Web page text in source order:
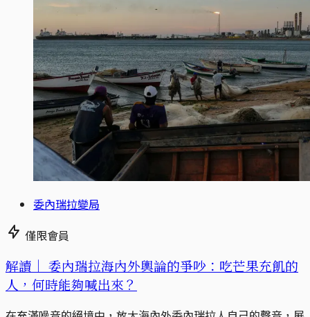
委內瑞拉變局
僅限會員
解讀｜ 委內瑞拉海內外輿論的爭吵：吃芒果充飢的
人，何時能夠喊出來？